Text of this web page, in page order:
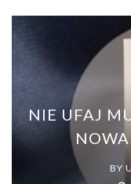
NIE UFAJ
NOWA
BY